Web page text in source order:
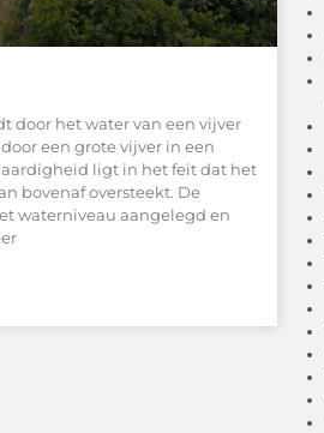
door het water van een vijver
een grote vijver in een
ligt in het feit dat het
bovenaf oversteekt. De
waterniveau aangelegd en